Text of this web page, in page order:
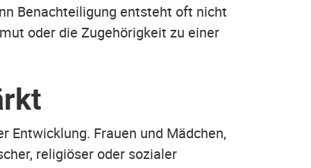
Benachteiligung entsteht oft nicht
oder die Zugehörigkeit zu einer
Frauen und Mädchen,
religiöser oder sozialer